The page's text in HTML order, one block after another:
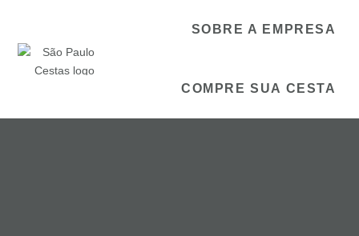
SOBRE A EMPRESA
COMPRE SUA CESTA